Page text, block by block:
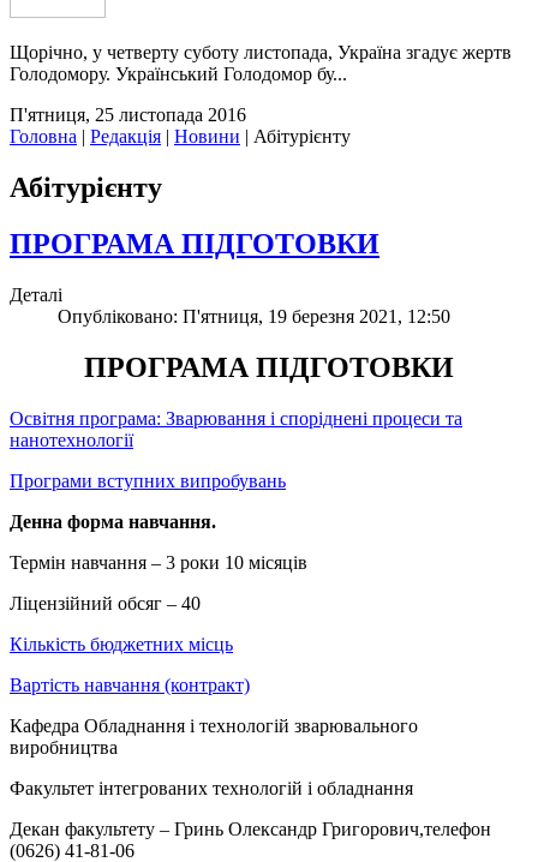
Щорічно, у четверту суботу листопада, Україна згадує жертв
Голодомору. Український Голодомор бу...
П'ятниця, 25 листопада 2016
Головна | Редакція | Новини | Абітурієнту
Абітурієнту
ПРОГРАМА ПІДГОТОВКИ
Деталі
Опубліковано: П'ятниця, 19 березня 2021, 12:50
ПРОГРАМА ПІДГОТОВКИ
Освітня програма: Зварювання і споріднені процеси та
нанотехнології
Програми вступних випробувань
Денна форма навчання.
Термін навчання – 3 роки 10 місяців
Ліцензійний обсяг – 40
Кількість бюджетних місць
Вартість навчання (контракт)
Кафедра Обладнання і технологій зварювального
виробництва
Факультет інтегрованих технологій і обладнання
Декан факультету – Гринь Олександр Григорович,телефон
(0626) 41-81-06